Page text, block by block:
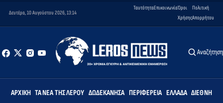
Δευτέρα, 10 Αυγούστου 2026, 13:14
ΤαυτότηταΕπικοινωνίαΌροι
Χρήσης
Πολιτική
Απορρήτου
Αναζήτηση
ΑΡΧΙΚΉ ΤΑ ΝΈΑ ΤΗΣ ΛΈΡΟΥ ΔΩΔΕΚΆΝΗΣΑ ΠΕΡΙΦΈΡΕΙΑ ΕΛΛΆΔΑ ΔΙΕΘΝΉ